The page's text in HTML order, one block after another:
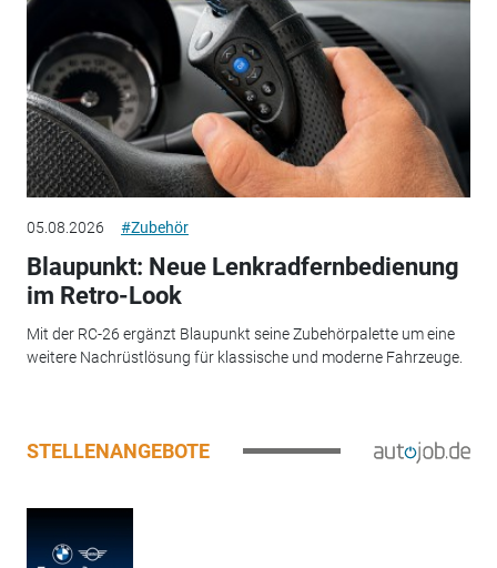
05.08.2026 #Zubehör
Blaupunkt: Neue Lenkradfernbedienung
im Retro-Look
Mit der RC-26 ergänzt Blaupunkt seine Zubehörpalette um eine
weitere Nachrüstlösung für klassische und moderne Fahrzeuge.
STELLENANGEBOTE